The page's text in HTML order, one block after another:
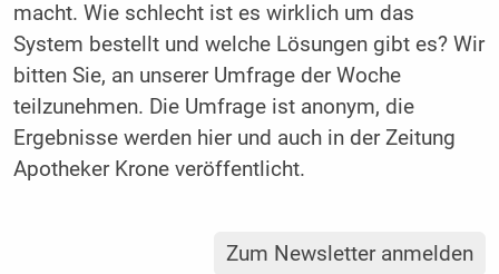
macht. Wie schlecht ist es wirklich um das
System bestellt und welche Lösungen gibt es? Wir
bitten Sie, an unserer Umfrage der Woche
teilzunehmen. Die Umfrage ist anonym, die
Ergebnisse werden hier und auch in der Zeitung
Apotheker Krone veröffentlicht.
Zum Newsletter anmelden